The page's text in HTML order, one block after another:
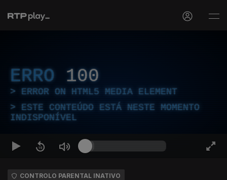
ERRO 100
ERROR ON HTML5 MEDIA ELEMENT
ESTE CONTEÚDO ESTÁ NESTE MOMENTO
INDISPONÍVEL
CONTROLO PARENTAL INATIVO